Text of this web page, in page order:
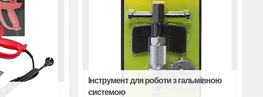
Інструмент для роботи з гальмівною
системою